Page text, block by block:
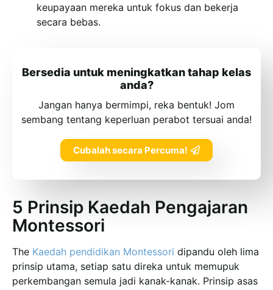
keupayaan mereka untuk fokus dan bekerja
secara bebas.
Bersedia untuk meningkatkan tahap kelas
anda?
Jangan hanya bermimpi, reka bentuk! Jom
sembang tentang keperluan perabot tersuai anda!
Cubalah secara Percuma!
5 Prinsip Kaedah Pengajaran
Montessori
The Kaedah pendidikan Montessori dipandu oleh lima
prinsip utama, setiap satu direka untuk memupuk
perkembangan semula jadi kanak-kanak. Prinsip asas